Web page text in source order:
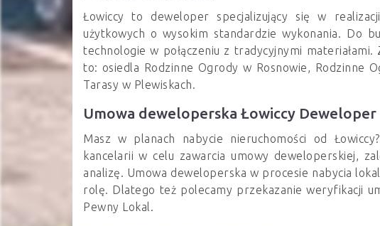
Łowiccy to deweloper specjalizujący się w
użytkowych o wysokim standardzie wykonania. Do
technologie w połączeniu z tradycyjnymi
to: osiedla Rodzinne Ogrody w Rosnowie, Rodzinne
Tarasy w Plewiskach.
Umowa deweloperska Łowiccy Deweloper
Masz w planach nabycie nieruchomości od
kancelarii w celu zawarcia umowy deweloperskiej,
analizę. Umowa deweloperska w procesie nabycia
rolę. Dlatego też polecamy przekazanie weryfikacji
Pewny Lokal.